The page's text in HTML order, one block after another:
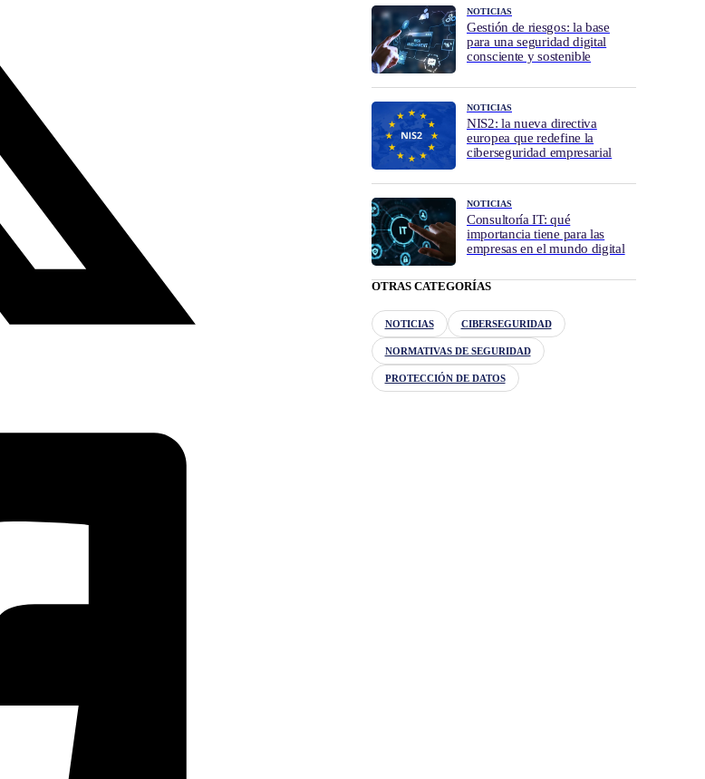
NOTICIAS
Gestión de riesgos: la base
para una seguridad digital
consciente y sostenible
NOTICIAS
NIS2: la nueva directiva
europea que redefine la
ciberseguridad empresarial
NOTICIAS
Consultoría IT: qué
importancia tiene para las
empresas en el mundo digital
OTRAS CATEGORÍAS
NOTICIAS CIBERSEGURIDAD
NORMATIVAS DE SEGURIDAD
PROTECCIÓN DE DATOS